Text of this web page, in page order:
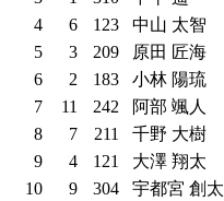
4
6 123 中山 太智
5
3 209 原田 匠海
6
2 183 小林 陽琉
7
11 242 阿部 颯人
8
7 211 千野 大樹
9
4 121 大澤 翔太
10
9 304 宇都宮 創太